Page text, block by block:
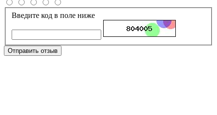
Введите код в поле ниже
Отправить отзыв